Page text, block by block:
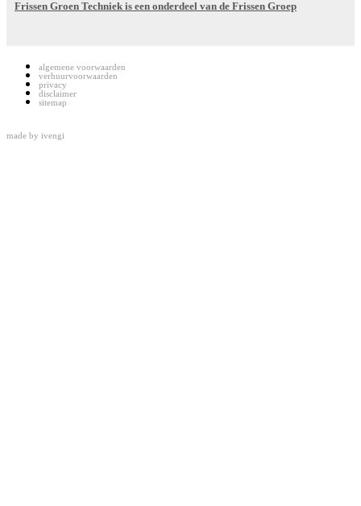
Frissen Groen Techniek is een onderdeel van de Frissen Groep
algemene voorwaarden
verhuurvoorwaarden
privacy
disclaimer
sitemap
made by ivengi